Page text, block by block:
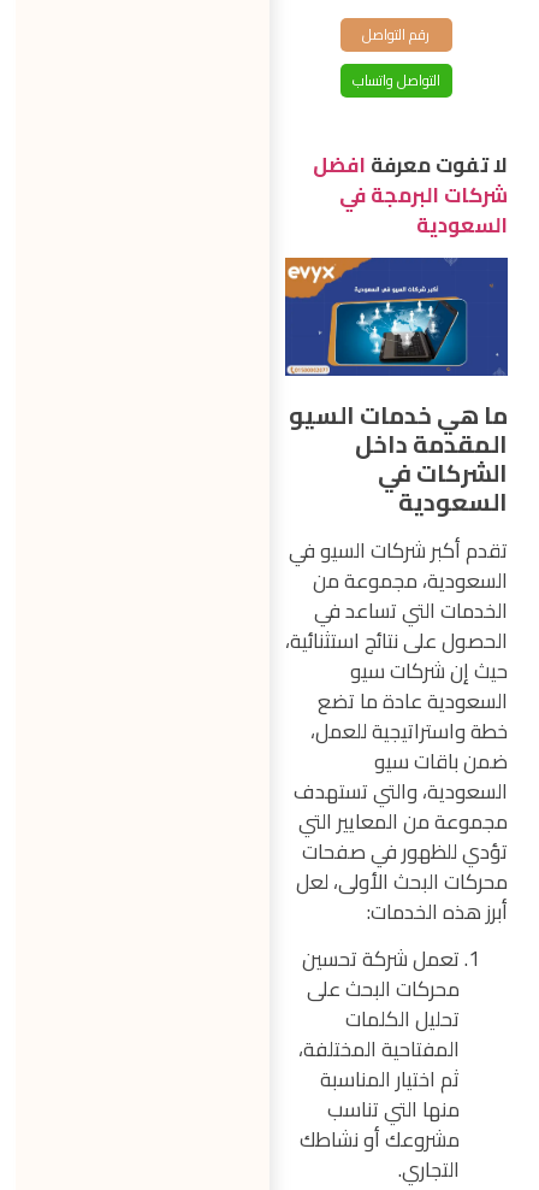
رقم التواصل
التواصل واتساب
لا تفوت معرفةافضل
شركات البرمجة في
السعودية
ما هي خدمات السيو
المقدمة داخل
الشركات في
السعودية
تقدم أكبر شركات السيو في
السعودية، مجموعة من
الخدمات التي تساعد في
الحصول على نتائج استثنائية،
حيث إن شركات سيو
السعودية عادة ما تضع
خطة واستراتيجية للعمل،
ضمن باقات سيو
السعودية، والتي تستهدف
مجموعة من المعايير التي
تؤدي للظهور في صفحات
محركات البحث الأولى، لعل
أبرز هذه الخدمات:
تعمل شركة تحسين
محركات البحث على
تحليل الكلمات
المفتاحية المختلفة،
ثم اختيار المناسبة
منها التي تناسب
مشروعك أو نشاطك
التجاري.